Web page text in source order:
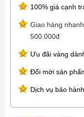
100% giá cạnh
Giao hàng
500.000đ
Ưu đãi vàng
Đổi mới sản
Dịch vụ bảo